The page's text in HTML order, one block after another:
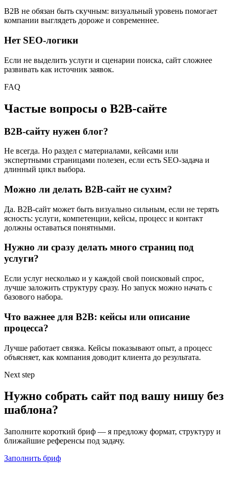
B2B не обязан быть скучным: визуальный уровень помогает
компании выглядеть дороже и современнее.
Нет SEO-логики
Если не выделить услуги и сценарии поиска, сайт сложнее
развивать как источник заявок.
FAQ
Частые вопросы о B2B-сайте
B2B-сайту нужен блог?
Не всегда. Но раздел с материалами, кейсами или
экспертными страницами полезен, если есть SEO-задача и
длинный цикл выбора.
Можно ли делать B2B-сайт не сухим?
Да. B2B-сайт может быть визуально сильным, если не терять
ясность: услуги, компетенции, кейсы, процесс и контакт
должны оставаться понятными.
Нужно ли сразу делать много страниц под
услуги?
Если услуг несколько и у каждой свой поисковый спрос,
лучше заложить структуру сразу. Но запуск можно начать с
базового набора.
Что важнее для B2B: кейсы или описание
процесса?
Лучше работает связка. Кейсы показывают опыт, а процесс
объясняет, как компания доводит клиента до результата.
Next step
Нужно собрать сайт под вашу нишу без
шаблона?
Заполните короткий бриф — я предложу формат, структуру и
ближайшие референсы под задачу.
Заполнить бриф